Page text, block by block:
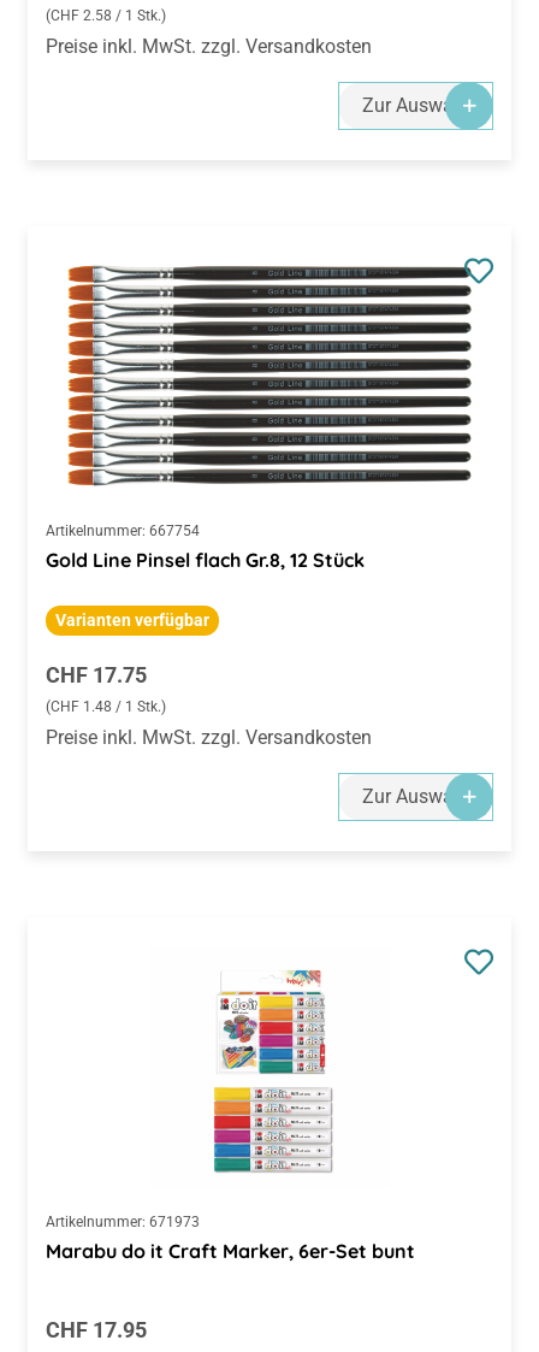
(CHF 2.58 / 1 Stk.)
Preise inkl. MwSt. zzgl. Versandkosten
Zur Auswahl
Artikelnummer: 667754
Gold Line Pinsel flach Gr.8, 12 Stück
Varianten verfügbar
Regulärer Preis:
CHF 17.75
(CHF 1.48 / 1 Stk.)
Preise inkl. MwSt. zzgl. Versandkosten
Zur Auswahl
Artikelnummer: 671973
Marabu do it Craft Marker, 6er-Set bunt
Regulärer Preis:
CHF 17.95